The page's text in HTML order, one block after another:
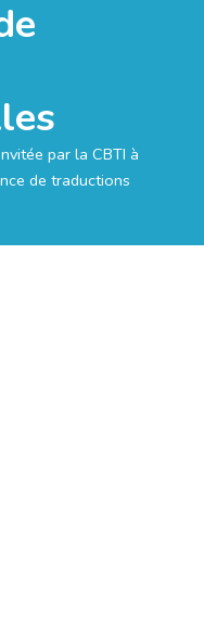
par la CBTI à
de traductions